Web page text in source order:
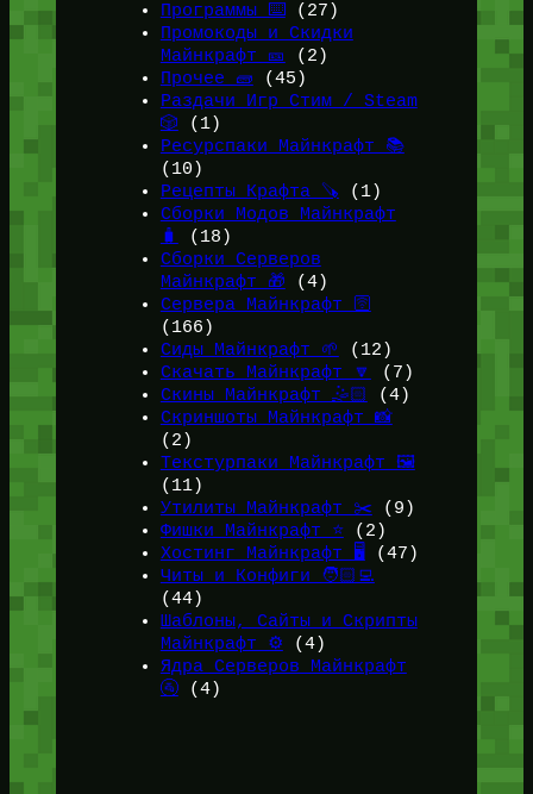
Программы ⌨️(27)
Промокоды и Скидки
Майнкрафт 🎫
(2)
Прочее 🧱 (45)
Раздачи Игр Стим / Steam
🎲 (1)
Ресурспаки Майнкрафт 📚
(10)
Рецепты Крафта 🪚 (1)
Сборки Модов Майнкрафт
🧳
(18)
Сборки Серверов
Майнкрафт 🎁 (4)
Сервера Майнкрафт 🛜
(166)
Сиды Майнкрафт 🌱
(12)
Скачать Майнкрафт 🔽
(7)
Скины Майнкрафт 🤹🏻
(4)
Скриншоты Майнкрафт 📸
(2)
Текстурпаки Майнкрафт 🖼️
(11)
Утилиты Майнкрафт ✂️ (9)
Фишки Майнкрафт ⭐(2)
Хостинг Майнкрафт 🖥️ (47)
Читы и Конфиги 🧑🏻‍💻
(44)
Шаблоны, Сайты и Скрипты
Майнкрафт ⚙️ (4)
Ядра Серверов Майнкрафт
🚰(4)